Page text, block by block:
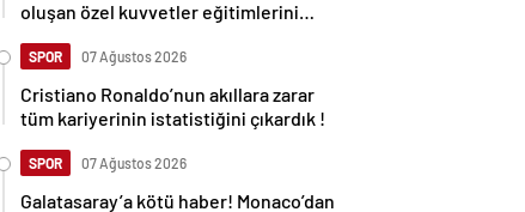
oluşan özel kuvvetler eğitimlerini
SPOR 07 Ağustos 2026
Cristiano Ronaldo’nun akıllara zarar
tüm kariyerinin istatistiğini çıkardık !
SPOR 07 Ağustos 2026
Galatasaray’a kötü haber! Monaco’dan